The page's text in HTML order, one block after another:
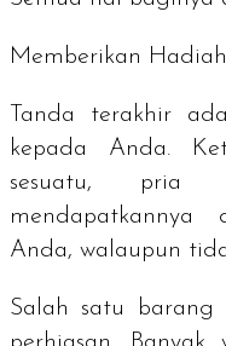
Memberikan
Tanda terakhir
kepada Anda.
sesuatu, pria
mendapatkannya
Anda, walaupun
Salah satu barang